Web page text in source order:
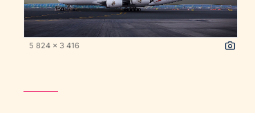
5 824 x 3 416